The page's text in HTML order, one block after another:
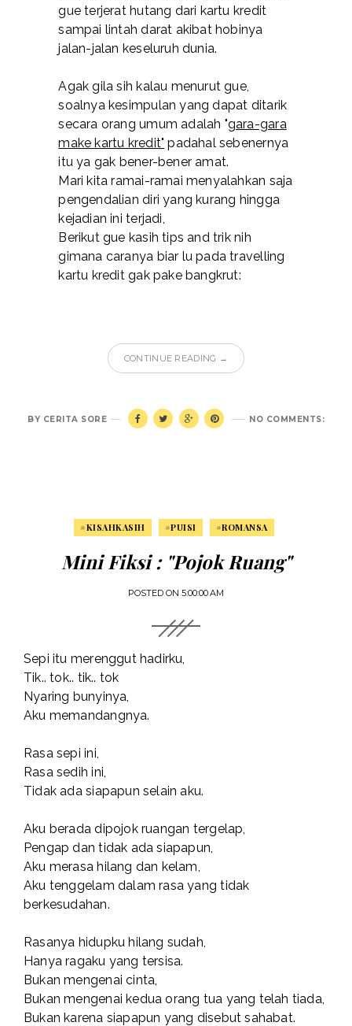
gue terjerat hutang dari kartu kredit
sampai lintah darat akibat hobinya
jalan-jalan keseluruh dunia.
Agak gila sih kalau menurut gue,
soalnya kesimpulan yang dapat ditarik
secara orang umum adalah "gara-gara
make kartu kredit" padahal sebenernya
itu ya gak bener-bener amat.
Mari kita ramai-ramai menyalahkan saja
pengendalian diri yang kurang hingga
kejadian ini terjadi,
Berikut gue kasih tips and trik nih
gimana caranya biar lu pada travelling
kartu kredit gak pake bangkrut:
CONTINUE READING →
NO COMMENTS:
BY CERITA SORE
#KISAHKASIH #PUISI #ROMANSA
Mini Fiksi : "Pojok Ruang"
POSTED ON 5:00:00 AM
Sepi itu merenggut hadirku,
Tik.. tok.. tik.. tok
Nyaring bunyinya,
Aku memandangnya.
Rasa sepi ini,
Rasa sedih ini,
Tidak ada siapapun selain aku.
Aku berada dipojok ruangan tergelap,
Pengap dan tidak ada siapapun,
Aku merasa hilang dan kelam,
Aku tenggelam dalam rasa yang tidak
berkesudahan.
Rasanya hidupku hilang sudah,
Hanya ragaku yang tersisa.
Bukan mengenai cinta,
Bukan mengenai kedua orang tua yang telah tiada,
Bukan karena siapapun yang disebut sahabat.